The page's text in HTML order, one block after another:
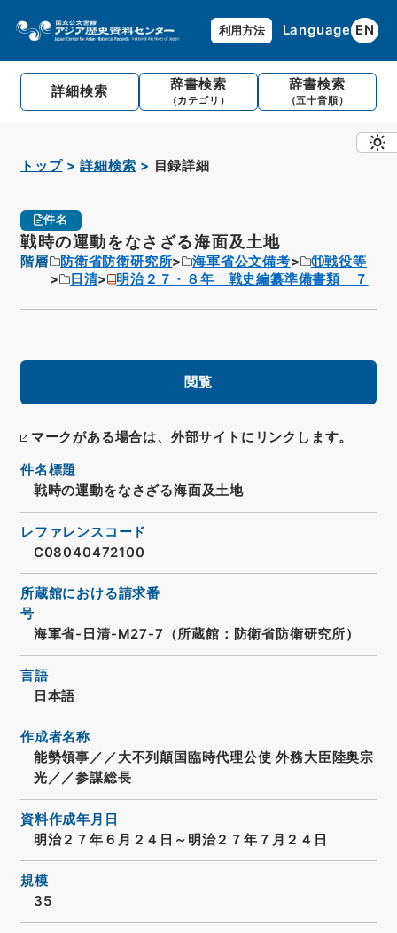
利用方法 Language EN
詳細検索 辞書検索
（カテゴリ）
辞書検索
（五十音順）
トップ 詳細検索 目録詳細
件名
戦時の運動をなさざる海面及土地
階層 防衛省防衛研究所 海軍省公文備考
⑪戦役等
日清
明治２７・８年 戦史編纂準備書類 ７
閲覧
マークがある場合は、外部サイトにリンクします。
件名標題
戦時の運動をなさざる海面及土地
レファレンスコード
C08040472100
所蔵館における請求番
号
海軍省-日清-M27-7（所蔵館：防衛省防衛研究所）
言語
日本語
作成者名称
能勢領事／／大不列顛国臨時代理公使 外務大臣陸奥宗
光／／参謀総長
資料作成年月日
明治２７年６月２４日～明治２７年７月２４日
規模
35